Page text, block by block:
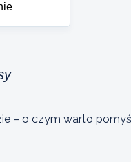
– o czym warto